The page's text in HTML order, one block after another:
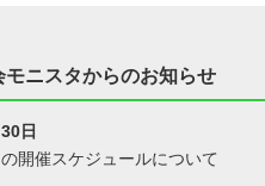
モニスタからのお知らせ
日
開催スケジュールについて